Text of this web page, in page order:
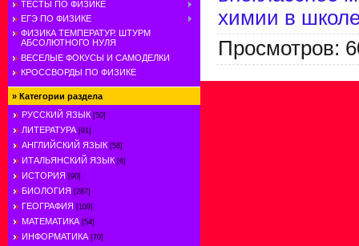
ТЕСТЫ ПО ФИЗИКЕ
ЕГЭ ПО ФИЗИКЕ
ФИЗИКА ТЕМПЕРАТУР. ШТУРМ
АБСОЛЮТНОГО НУЛЯ
ВЕСЕЛЫЕ ФОКУСЫ И САМОДЕЛКИ
КРОССВОРДЫ ПО ФИЗИКЕ
» Категории раздела
РУССКИЙ ЯЗЫК [50]
ЛИТЕРАТУРА [91]
АНГЛИЙСКИЙ ЯЗЫК [58]
ИТАЛЬЯНСКИЙ ЯЗЫК [6]
ИСТОРИЯ [90]
БИОЛОГИЯ [287]
ГЕОГРАФИЯ [109]
МАТЕМАТИКА [54]
ИНФОРМАТИКА [70]
химии в
Просмотров: